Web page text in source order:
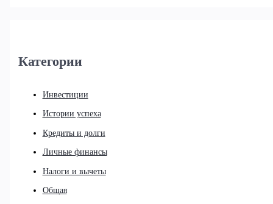
Категории
Инвестиции
Истории успеха
Кредиты и долги
Личные финансы
Налоги и вычеты
Общая